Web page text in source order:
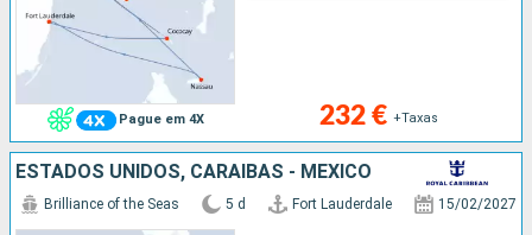
Pague em 4X 232 € +Taxas
ESTADOS UNIDOS, CARAIBAS - MEXICO
Brilliance of the Seas 5 d Fort Lauderdale 15/02/2027